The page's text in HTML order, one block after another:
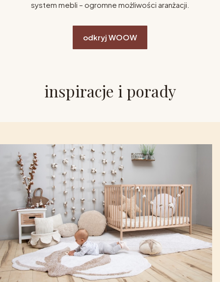
system mebli – ogromne możliwości aranżacji.
odkryj WOOW
inspiracje i porady